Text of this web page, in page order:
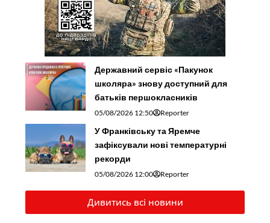
Державний сервіс «Пакунок
школяра» знову доступний для
батьків першокласників
05/08/2026 12:50 Reporter
У Франківську та Яремче
зафіксували нові температурні
рекорди
05/08/2026 12:00 Reporter
Дивитись всі новини